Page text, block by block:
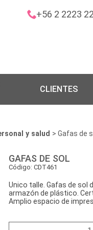
+56 2 2223
CLIENTES
y salud > Gafas de
GAFAS DE SOL
Código: CDT461
Unico talle. Gafas de sol
armazón de plástico.
Amplio espacio de